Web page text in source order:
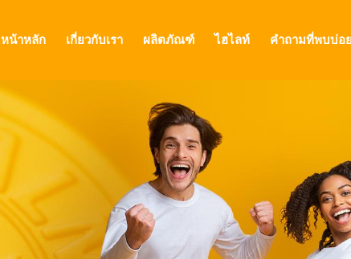
หน้าหลัก เกี่ยวกับเรา ผลิตภัณฑ์ ไฮไลท์ คำถามที่พบบ่อ
GLOBAL
CANADA
FRANCE
GERMANY